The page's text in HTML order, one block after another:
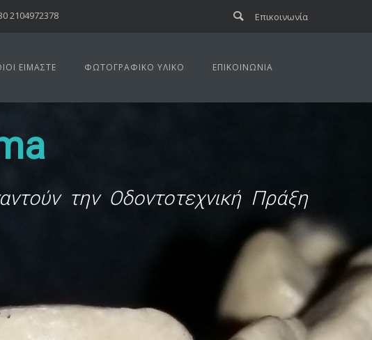
2104972378 Επικοινωνία
ΕΊΜΑΣΤΕ ΦΩΤΟΓΡΑΦΙΚΌ ΥΛΙΚΌ ΕΠΙΚΟΙΝΩΝΊΑ
την Οδοντοτεχνική Πράξη